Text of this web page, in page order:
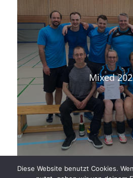
Mixed
Diese Website benutzt Cookies.